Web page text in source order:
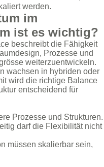
werden.
im
ist es wichtig?
beschreibt die Fähigkeit
Prozesse und
weiterzuentwickeln.
wachsen in hybriden oder
wird die richtige Balance
entscheidend für
Prozesse und Strukturen.
darf die Flexibilität nicht
müssen skalierbar sein,